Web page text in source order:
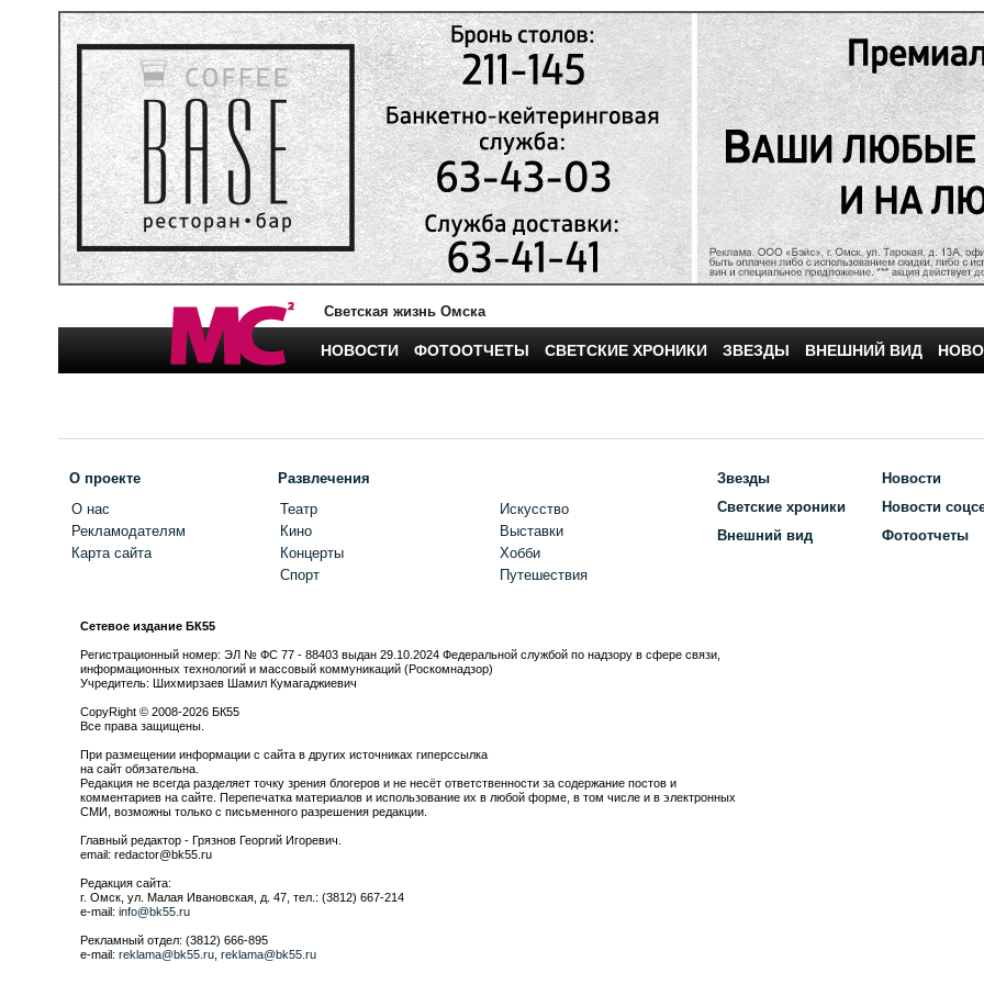
Светская жизнь Омска
НОВОСТИ ФОТООТЧЕТЫ СВЕТСКИЕ ХРОНИКИ ЗВЕЗДЫ ВНЕШНИЙ ВИД
О проекте
О нас
Рекламодателям
Карта сайта
Развлечения
Театр
Кино
Концерты
Спорт
Искусство
Выставки
Хобби
Путешествия
Звезды
Светские хроники
Внешний вид
Новости
Новости
Фотоотчеты
Сетевое издание БК55
Регистрационный номер: ЭЛ № ФС 77 - 88403 выдан 29.10.2024 Федеральной службой по надзору в сфере связи,
информационных технологий и массовый коммуникаций (Роскомнадзор)
Учредитель: Шихмирзаев Шамил Кумагаджиевич
CopyRight © 2008-2026 БК55
Все права защищены.
При размещении информации с сайта в других источниках гиперссылка
на сайт обязательна.
Редакция не всегда разделяет точку зрения блогеров и не несёт ответственности за содержание постов и
комментариев на сайте. Перепечатка материалов и использование их в любой форме, в том числе и в электронных
СМИ, возможны только с письменного разрешения редакции.
Главный редактор - Грязнов Георгий Игоревич.
email: redactor@bk55.ru
Редакция сайта:
г. Омск, ул. Малая Ивановская, д. 47, тел.: (3812) 667-214
e-mail: info@bk55.ru
Рекламный отдел: (3812) 666-895
e-mail: reklama@bk55.ru reklama@bk55.ru